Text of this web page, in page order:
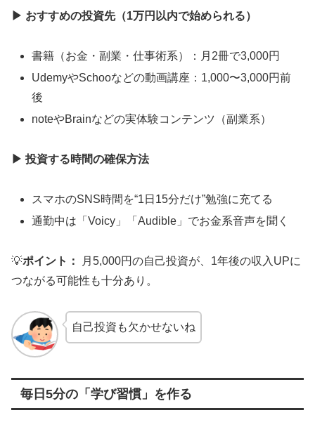
▶ おすすめの投資先（1万円以内で始められる）
書籍（お金・副業・仕事術系）：月2冊で3,000円
UdemyやSchooなどの動画講座：1,000〜3,000円前
後
noteやBrainなどの実体験コンテンツ（副業系）
▶ 投資する時間の確保方法
スマホのSNS時間を“1日15分だけ”勉強に充てる
通勤中は「Voicy」「Audible」でお金系音声を聞く
💡ポイント：
月5,000円の自己投資が、1年後の収入UPに
つながる可能性も十分あり。
自己投資も欠かせないね
毎日5分の「学び習慣」を作る